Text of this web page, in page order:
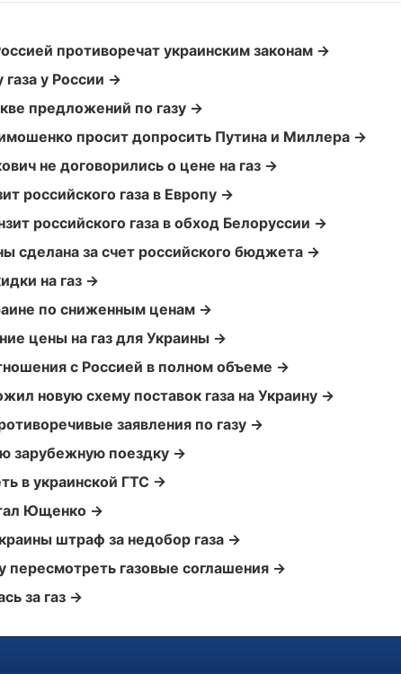
противоречат украинским законам →
газа у России →
предложений по газу →
просит допросить Путина и Миллера →
не договорились о цене на газ →
российского газа в Европу →
российского газа в обход Белоруссии →
сделана за счет российского бюджета →
на газ →
по сниженным ценам →
цены на газ для Украины →
с Россией в полном объеме →
новую схему поставок газа на Украину →
заявления по газу →
зарубежную поездку →
в украинской ГТС →
Ющенко →
штраф за недобор газа →
газовые соглашения →
за газ →